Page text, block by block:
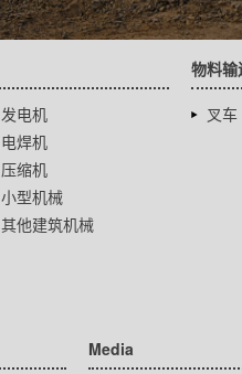
发电机
电焊机
压缩机
小型机械
其他建筑机械
物料输
叉车
Media